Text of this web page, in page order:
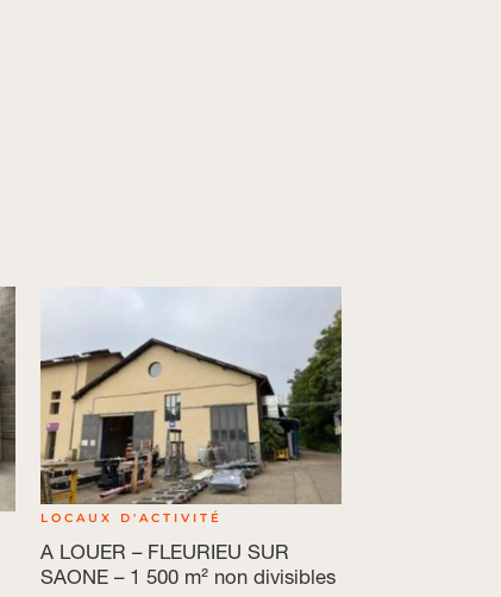
LOCAUX D'ACTIVITÉ
A LOUER – FLEURIEU SUR
SAONE – 1 500 m² non divisibles